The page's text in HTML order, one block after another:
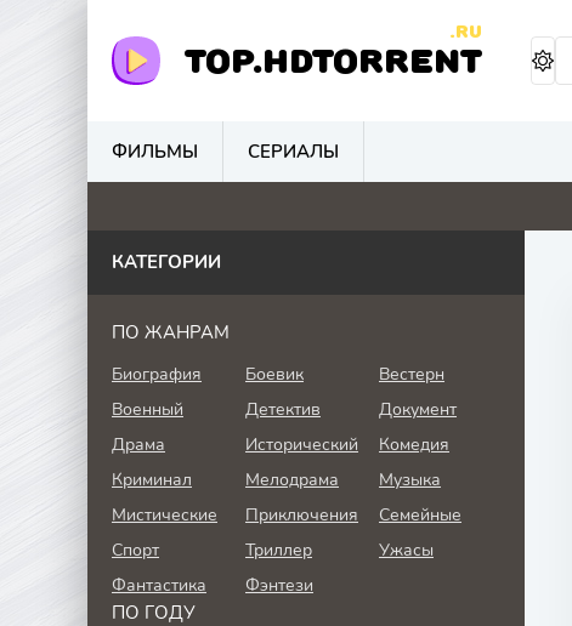
TOP.HDTORRENT
.RU
ФИЛЬМЫ СЕРИАЛЫ
0 0 4.8 0
КАТЕГОРИИ
ПО ЖАНРАМ
Биография Боевик
Вестерн
Военный
Детектив
Документ
Драма
Исторический
Комедия
Криминал
Мелодрама
Музыка
Мистические
Приключения
Семейные
Спорт
Триллер
Ужасы
Фантастика
Фэнтези
ПО ГОДУ